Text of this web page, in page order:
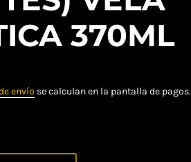
370ML
envío se calculan en la pantalla de pagos.